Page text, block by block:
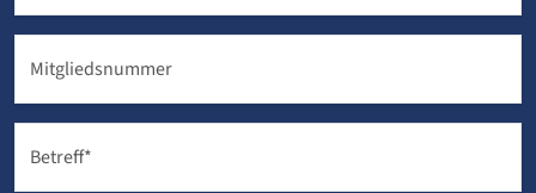
Mitgliedsnummer
Betreff*